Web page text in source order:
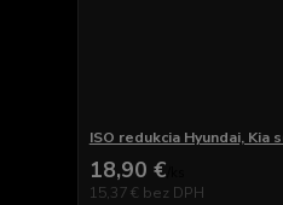
ISO redukcia Hyundai, Kia
18,90 €
15,37 € bez DPH